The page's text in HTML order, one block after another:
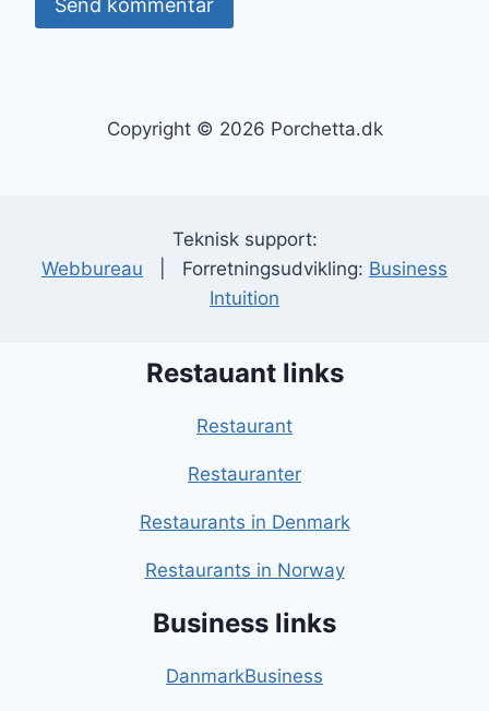
Copyright © 2026 Porchetta.dk
Teknisk support:
Webbureau | Forretningsudvikling: Business
Intuition
Restauant links
Restaurant
Restauranter
Restaurants in Denmark
Restaurants in Norway
Business links
DanmarkBusiness